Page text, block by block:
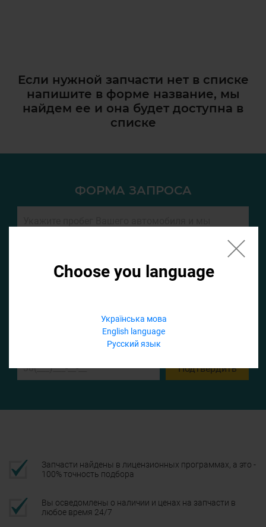
Choose you language
Українська мова
English language
Русский язык
Если нужной запчасти нет в списке
напишите в форме название, мы
найдем ее и она будет доступна в
списке
ФОРМА ЗАПРОСА
Добавить файл
Подтвердить
Запчасти найдены в лицензионных программах, а это -
100% точность подбора
Вы осведомлены о наличии и ценах на запчасти в
любое время 24/7